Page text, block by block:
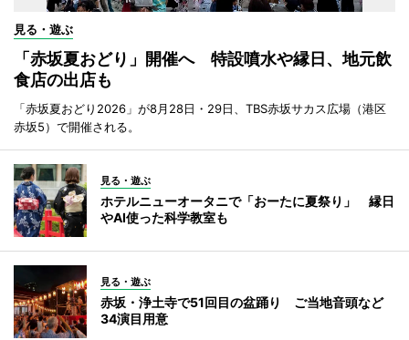
見る・遊ぶ
「赤坂夏おどり」開催へ 特設噴水や縁日、地元飲
食店の出店も
「赤坂夏おどり2026」が8月28日・29日、TBS赤坂サカス広場（港区
赤坂5）で開催される。
見る・遊ぶ
ホテルニューオータニで「おーたに夏祭り」 縁日
やAI使った科学教室も
見る・遊ぶ
赤坂・浄土寺で51回目の盆踊り ご当地音頭など
34演目用意